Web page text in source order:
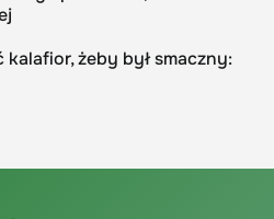
żeby był smaczny: